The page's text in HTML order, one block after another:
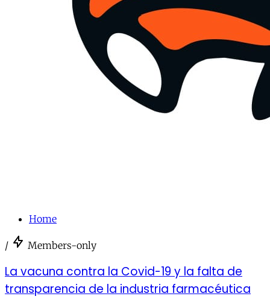
Home
/ Members-only
La vacuna contra la Covid-19 y la falta de
transparencia de la industria farmacéutica